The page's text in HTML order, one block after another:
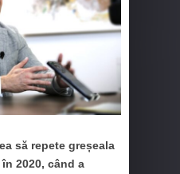
să repete greșeala
2020, când a